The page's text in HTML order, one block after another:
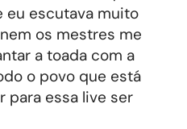
eu escutava muito
os mestres me
a toada com a
o povo que está
para essa live ser